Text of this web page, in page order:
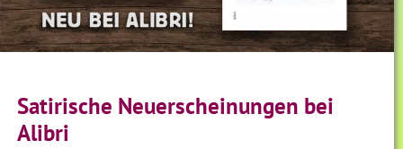
Satirische Neuerscheinungen bei
Alibri